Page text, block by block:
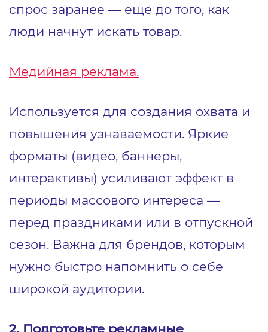
спрос заранее — ещё до того, как
люди начнут искать товар.
Медийная реклама.
Используется для создания охвата и
повышения узнаваемости. Яркие
форматы (видео, баннеры,
интерактивы) усиливают эффект в
периоды массового интереса —
перед праздниками или в отпускной
сезон. Важна для брендов, которым
нужно быстро напомнить о себе
широкой аудитории.
2. Подготовьте рекламные